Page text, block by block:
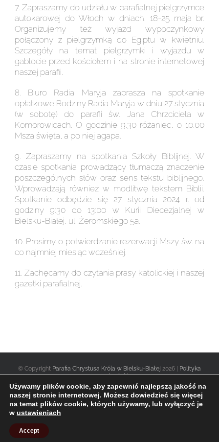
7. Zapraszamy do udziału w parafialnej pielgrzymce
autokarowej do Włoch w dniach: 18-25 maja br.
Organizujemy też wyjazd wypoczynkowy
połączony z pielgrzymką do Egiptu w kwietniu.
Szczegóły na temat pielgrzymki i wyjazdu w
gablocie przed kościołem i na stronie internetowej
naszej parafii.
8. Biuro Radia Maryja zaprasza na spotkanie
opłatkowe Rodziny Radia Maryja w dniu 27 stycznia
(w sobotę) do parafii św. Jana Chrzciciela w
Komorowicach. O godzinie 9.30 różaniec, o 10.00
Msza święta, a po niej agapa.
9. Zapraszamy na spotkania Szkoły Biblijnej. W
czasie spotkania prowadzący tłumaczą znaczenie
poszczególnych słów oraz sens tekstu biblijnego.
Wprowadzają również w modlitwę tekstem Biblii.
Spotkanie odbędzie się 27 stycznia 2024 r. od
godziny 9:30 do 13:00 w Kurii Diecezjalnej w
Bielsku-Białej, ul. Żeromskiego 5a.
10. Prosimy o potwierdzanie rezerwacji Mszy św. na
co najmniej miesiąc wcześniej.
11. Zachęcamy do czytania prasy katolickiej i naszej
gazetki parafialnej.
© Copyright Parafia Chrystusa Króla w Bielsku-Białej 2026 | Polityka
prywatności|
Facebook Twitter Instagram
Używamy plików cookie, aby zapewnić najlepszą jakość na
naszej stronie internetowej. Możesz dowiedzieć się więcej
na temat plików cookie, których używamy, lub wyłączyć je
w ustawieniach
Accept